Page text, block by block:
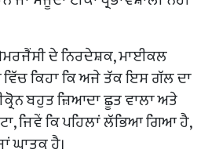
ਦੇ ਨਿਰਦੇਸ਼ਕ, ਮਾਈਕਲ
ਕਿਹਾ ਕਿ ਅਜੇ ਤੱਕ ਇਸ ਗੱਲ ਦਾ
ਬਹੁਤ ਜ਼ਿਆਦਾ ਛੂਤ ਵਾਲਾ ਅਤੇ
ਜਿਵੇਂ ਕਿ ਪਹਿਲਾਂ ਲੱਭਿਆ ਗਿਆ ਹੈ,
ਘਾਤਕ ਹੈ।